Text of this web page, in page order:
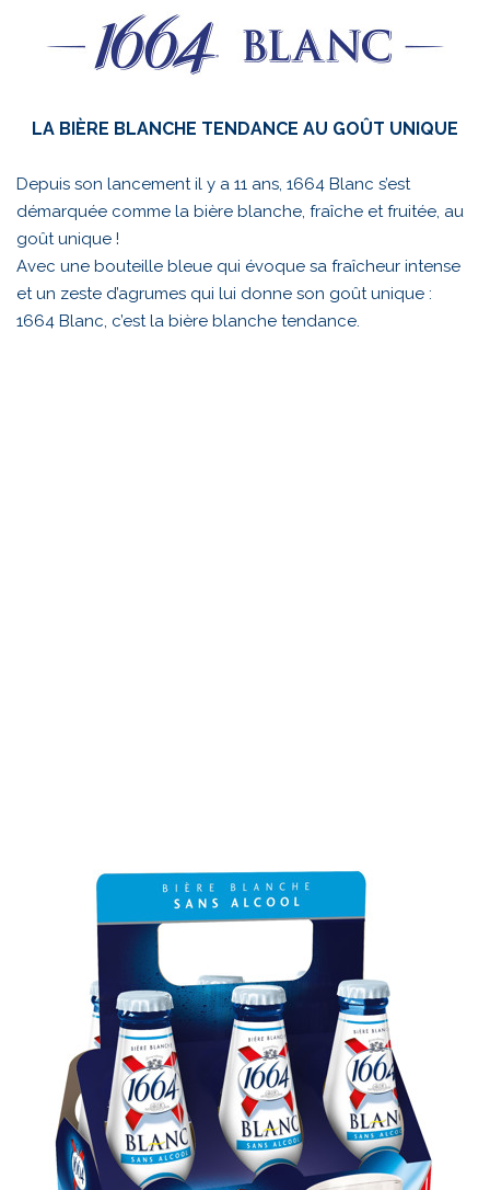
LA BIÈRE BLANCHE TENDANCE AU GOÛT UNIQUE
Depuis son lancement il y a 11 ans, 1664 Blanc s’est
démarquée comme la bière blanche, fraîche et fruitée, au
goût unique !
Avec une bouteille bleue qui évoque sa fraîcheur intense
et un zeste d’agrumes qui lui donne son goût unique :
1664 Blanc, c’est la bière blanche tendance.